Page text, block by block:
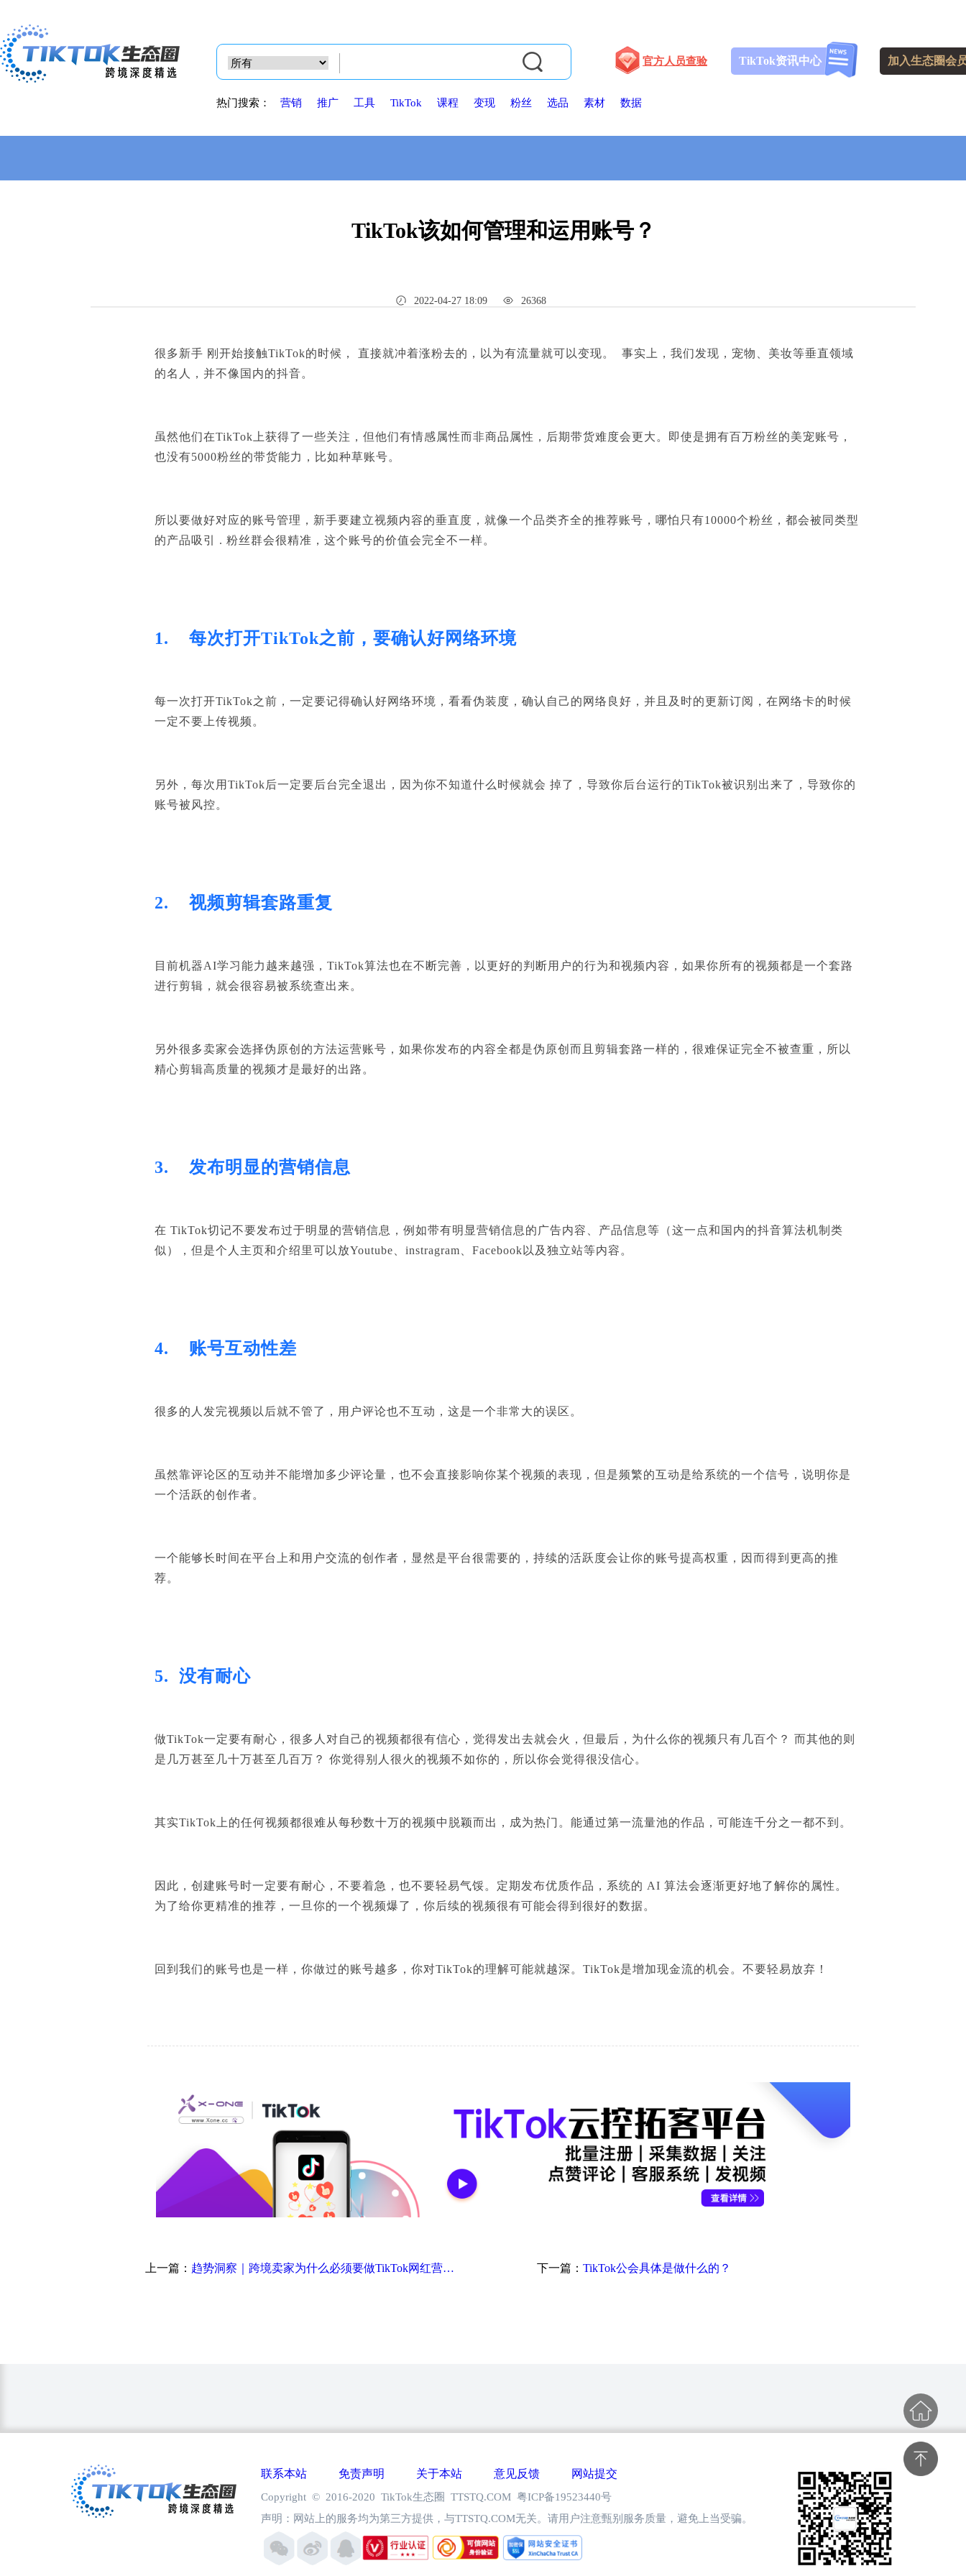
热门搜索： 营销 推广 工具 TikTok 课程 变现 粉丝 选品 素材 数据
官方人员查验 TikTok资讯中心 加入生态圈会
TikTok该如何管理和运用账号？
2022-04-27 18:09 26368
很多新手 刚开始接触TikTok的时候， 直接就冲着涨粉去的，以为有流量就可以变现。
事实上，我们发现，宠物、美妆等垂直领域
的名人，并不像国内的抖音。
虽然他们在TikTok 上获得了一些关注，但他们有情感属性而非商品属性，后期带货难度会更大。即使是拥有百万粉丝的美宠账号，
也没有5000粉丝的带货能力，比如种草账号。
所以要做好对应的账号管理，新手要建立视频内容的垂直度，就像一个品类齐全的推荐账号，哪怕只有10000个粉丝，都会被同类型
的产品吸引
. 粉丝群会很精准，这个账号的价值会完全不一样。
1. 每次打开TikTok之前，要确认好网络环境
每一次打开TikTok之前，一定要记得确认好网络环境，看看伪装度，确认自己的网络良好，并且及时的更新订阅，在网络卡的时候
一定不要上传视频。
另外，每次用 TikTok后一定要后台完全退出，因为你不知道什么时候就会 掉了，导致你后台运行的TikTok被识别出来了，导致你的
账号被风控。
2. 视频剪辑套路重复
目前机器AI学习能力越来越强， TikTok算法也在不断完善，以更好的判断用户的行为和视频内容，如果你所有的视频都是一个套路
进行剪辑，就会很容易被系统查出来。
另外很多卖家会选择伪原创的方法运营账号， 如果你发布的内容全都是伪原创而且剪辑套路一样的，很难保证完全不被查重，所以
精心剪辑高质量的视频才是最好的出路。
3. 发布明显的营销信息
在 TikTok切记不要发布过于明显的营销信息，例如带有明显营销信息的广告内容、产品信息等（这一点和国内的抖音算法机制类
似），但是个人主页和介绍里可以放Youtube instragram Facebook 以及独立站等内容。
4. 账号互动性差
很多的人 发完视频以后就不管了，用户评论也不互动，这是一个非常大的误区。
虽然靠评论区的互动并不能增加多少评论量，也不会直接影响你某个视频的表现，但是频繁的互动是给系统的一个信号，说明你是
一个活跃的创作者。
一个能够长时间在平台上和用户交流的创作者，显然是平台很需要的，持续的活跃度会让你的账号提高权重，因而得到更高的推
荐。
5. 没有耐心
做TikTok一定要有耐心，很多 人对自己的视频都很有信心，觉得发出去就会火，但最后，为什么你的视频只有几百个？ 而其他的则
是几万甚至几十万甚至几百万？ 你觉得别人很火的视频不如你的，所以你会觉得很没信心。
其实TikTok 上的任何视频都很难从每秒数十万的视频中脱颖而出，成为热门。能通过第一流量池的作品，可能连千分之一都不到。
因此，创建账号时一定要有耐心，不要着急，也不要轻易气馁。定期发布优质作品，系统的 AI 算法会逐渐更好地了解你的属性。
为了给你更精准的推荐，一旦你的一个视频爆了，你后续的视频很有可能会得到很好的数据。
回到我们的账号也是一样，你做过的账号越多，你对TikTok的理解可能就越深。 TikTok是增加现金流的机会。不要轻易放弃！
上一篇： 趋势洞察｜跨境卖家为什么必须要做TikTok网红营销？ 下一篇： TikTok公会具体是做什么的？
联系本站 免责声明 关于本站 意见反馈 网站提交
Copyright © 2016-2020 TikTok生态圈 TTSTQ.COM 粤ICP备19523440号
声明：网站上的服务均为第三方提供，与TTSTQ.COM无关。请用户注意甄别服务质量，避免上当受骗。